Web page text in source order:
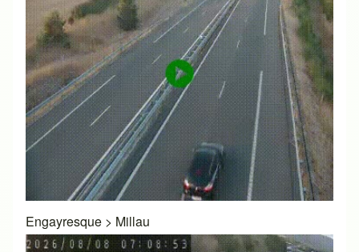
Engayresque > Millau